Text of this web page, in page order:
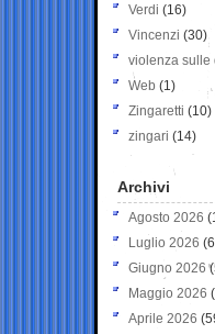
Verdi (16)
Vincenzi (30)
violenza sulle
Web (1)
Zingaretti (10)
zingari (14)
Archivi
Agosto 2026
Luglio 2026
Giugno 2026
Maggio 2026
Aprile 2026